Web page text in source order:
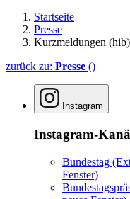
Startseite
Presse
Kurzmeldungen (hib)
zurück zu: Presse ()
Instagram
Instagram-
Bundestag
Fenster)